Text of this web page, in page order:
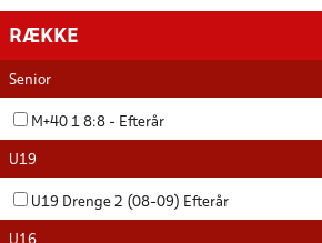
RÆKKE
Senior
M+40 1 8:8 - Efterår
U19
U19 Drenge 2 (08-09) Efterår